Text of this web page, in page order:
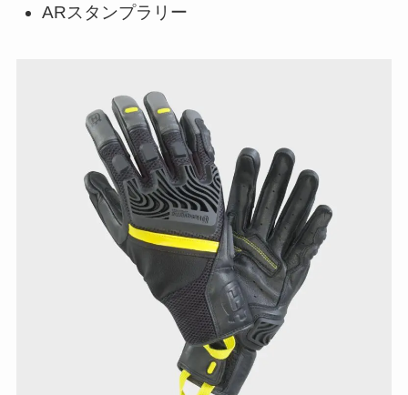
ARスタンプラリー